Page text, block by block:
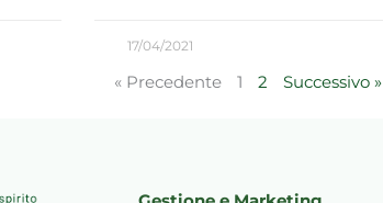
17/04/2021
« Precedente 1 2 Successivo »